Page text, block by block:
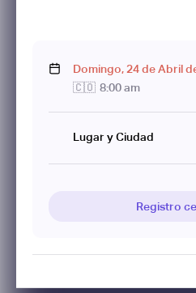
Domingo, 24deAbril
🇨🇴 8:00 am
Lugar y Ciudad
Registro